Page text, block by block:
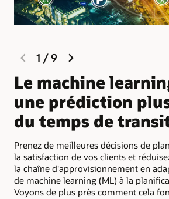
previous
slide
1 /9
Le machine
une prédiction
du temps de
Prenez de meilleures décisions de
la satisfaction de vos clients et
la chaîne d'approvisionnement en
de machine learning (ML) à la
Voyons de plus près comment cela